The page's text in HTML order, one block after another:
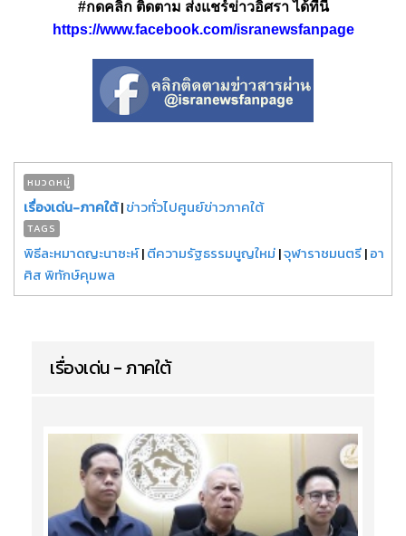
#กดคลิก ติดตาม ส่งแชร์ข่าวอิศรา ได้ที่นี่
https://www.facebook.com/isranewsfanpage
หมวดหมู่
เรื่องเด่น-ภาคใต้|ข่าวทั่วไปศูนย์ข่าวภาคใต้
TAGS
พิธีละหมาดญะนาซะห์|ตีความรัฐธรรมนูญใหม่|จุฬาราชมนตรี|อา
ศิส พิทักษ์คุมพล
เรื่องเด่น - ภาคใต้